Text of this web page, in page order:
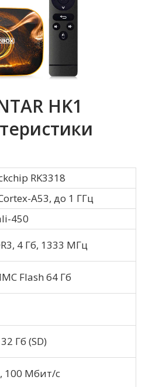
HK1
RK3318
A53, до 1 ГГц
450
4 Гб, 1333 МГц
Flash 64 Гб
Гб (SD)
100 Мбит/с